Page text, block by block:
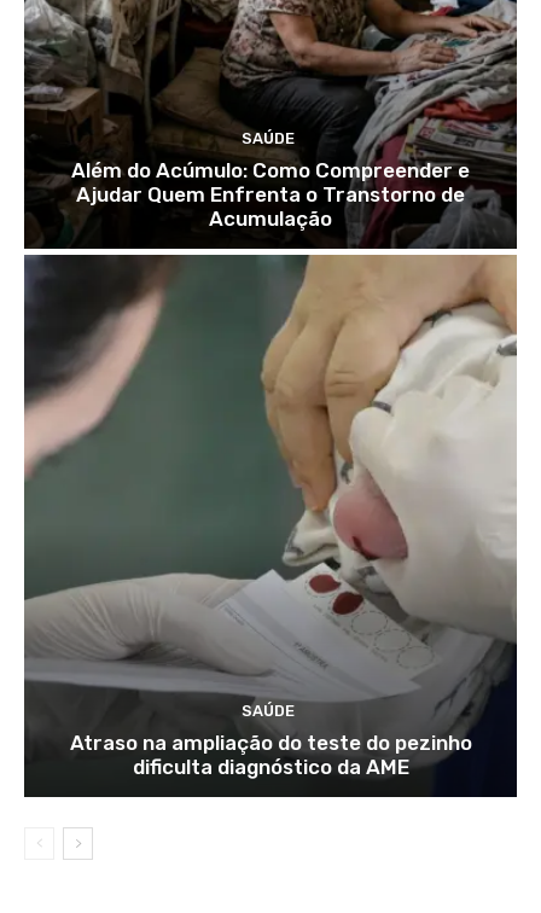
SAÚDE
Além do Acúmulo: Como Compreender e
Ajudar Quem Enfrenta o Transtorno de
Acumulação
SAÚDE
Atraso na ampliação do teste do pezinho
dificulta diagnóstico da AME